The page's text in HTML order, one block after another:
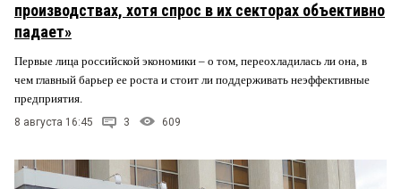
производствах, хотя спрос в их секторах объективно
падает»
Первые лица российской экономики – о том, переохладилась ли она, в
чем главный барьер ее роста и стоит ли поддерживать неэффективные
предприятия.
8 августа 16:45 3 609